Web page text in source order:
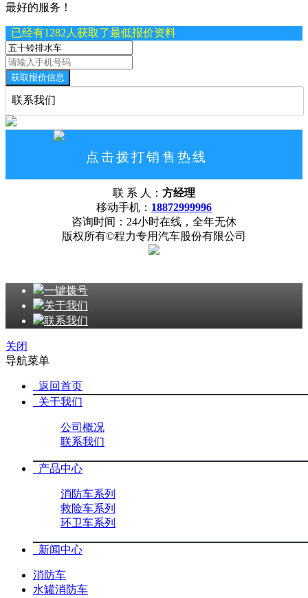
最好的服务！
已经有1282人获取了最低报价资料
获取报价信息
联系我们
点击拨打销售热线
18872999996
公司概况
联 系 人： 方经理
移动手机： 18872999996
咨询时间：24小时在线，全年无休
版权所有©程力专用汽车股份有限公司
一键拨号
关于我们
联系我们
关闭
导航菜单
返回首页
关于我们
公司概况
联系我们
产品中心
消防车系列
救险车系列
环卫车系列
新闻中心
消防车
水罐消防车